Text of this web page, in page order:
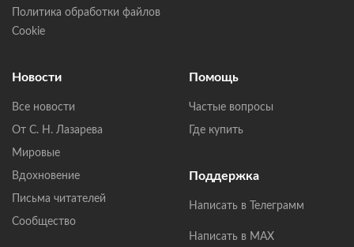
Политика обработки файлов
Cookie
Новости
Все новости
От С. Н. Лазарева
Мировые
Вдохновение
Письма читателей
Сообщество
Помощь
Частые вопросы
Где купить
Поддержка
Написать в Телеграмм
Написать в MAX